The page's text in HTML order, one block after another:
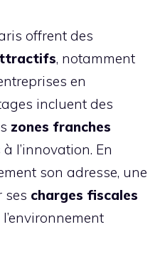
offrent des
, notamment
en
incluent des
zones franches
l’innovation. En
son adresse, une
ses charges fiscales